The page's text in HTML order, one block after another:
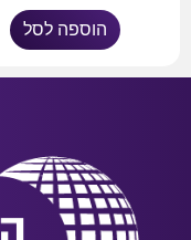
הוספה לסל